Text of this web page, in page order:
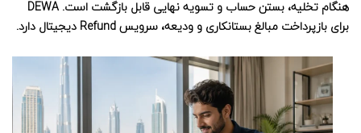
هنگام تخلیه، بستن حساب و تسویه نهایی قابل بازگشت است. DEWA
برای بازپرداخت مبالغ بستانکاری و ودیعه، سرویس Refund دیجیتال دارد.